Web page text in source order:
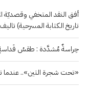
أفق النقد المتخفي وقصديّة
تاريخ الكتابة المسرحية)
حِراسةٌ مُشدَّدة : طقسُ قَداسةٍ
«تحت شجرة التين».. عندما